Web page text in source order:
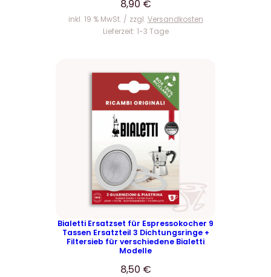
8,90 €
inkl. 19 % MwSt. zzgl. Versandkosten
Lieferzeit: 1-3 Tage
Bialetti Ersatzset für Espressokocher 9
Tassen Ersatzteil 3 Dichtungsringe +
Filtersieb für verschiedene Bialetti
Modelle
8,50 €